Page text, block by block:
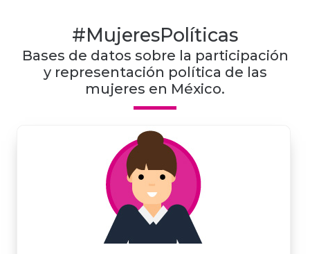
#MujeresPolíticas
Bases de datos sobre la participación
y representación política de las
mujeres en México.